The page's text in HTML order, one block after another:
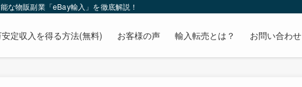
な物販副業「eBay輸入」を徹底解説！
定収入を得る方法(無料) お客様の声 輸入転売とは？ お問い合わせ